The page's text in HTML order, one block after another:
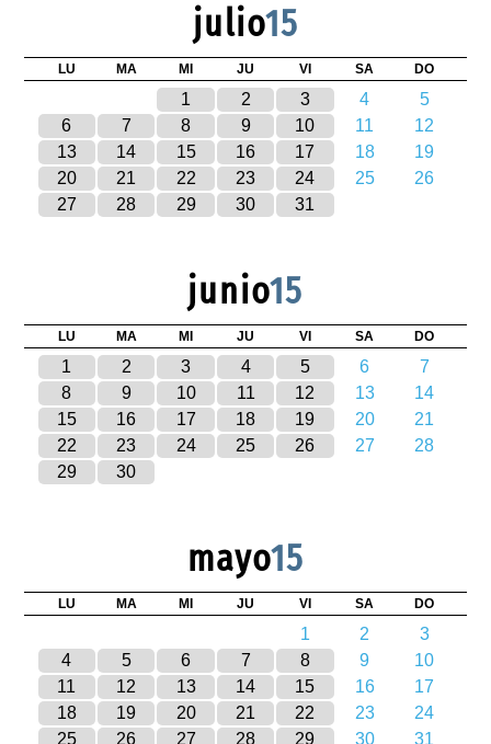
julio15
LU MA MI JU VI SA DO
1 2 3 4
5
6
7 8 9 10 11
12
13
14 15 16 17 18
19
20
21 22 23 24 25
26
27
28 29 30 31
junio15
LU MA MI JU VI SA DO
1 2 3 4 5 6
7
8
9 10 11 12 13
14
15
16 17 18 19 20
21
22
23 24 25 26 27
28
29
30
mayo15
LU MA MI JU VI SA DO
1 2
3
4
5 6 7 8 9
10
11
12 13 14 15 16
17
18
19 20 21 22 23
24
25
26 27 28 29 30 31